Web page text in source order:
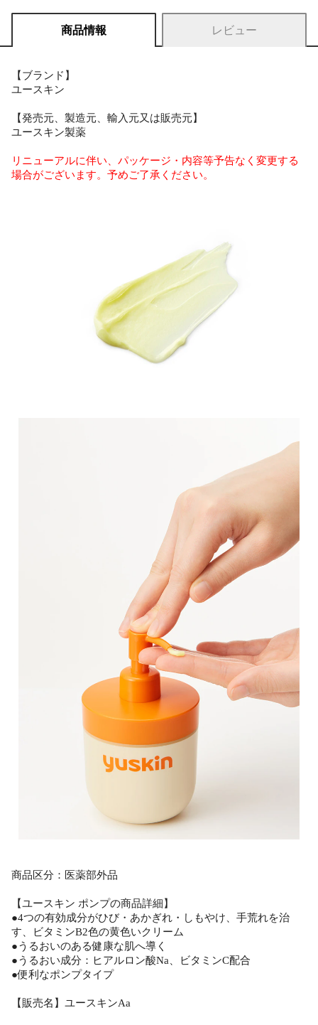
商品情報 レビュー
【ブランド】
ユースキン
【発売元、製造元、輸入元又は販売元】
ユースキン製薬
リニューアルに伴い、パッケージ・内容等予告なく変更する
場合がございます。予めご了承ください。
商品区分：医薬部外品
【ユースキン ポンプの商品詳細】
●4つの有効成分がひび・あかぎれ・しもやけ、手荒れを治
す、ビタミンB2色の黄色いクリーム
●うるおいのある健康な肌へ導く
●うるおい成分：ヒアルロン酸Na、ビタミンC配合
●便利なポンプタイプ
【販売名】ユースキンAa